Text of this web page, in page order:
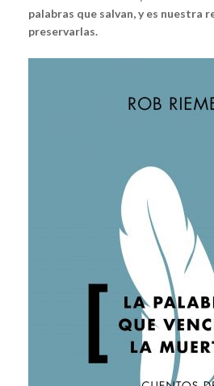
palabras que salvan, y es nuestra
preservarlas.